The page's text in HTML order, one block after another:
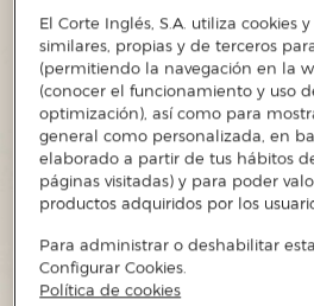
El Corte Inglés, S.A. utiliza cookies
similares, propias y de terceros
(permitiendo la navegación en la
(conocer el funcionamiento y uso
optimización), así como para
general como personalizada, en
elaborado a partir de tus hábitos
páginas visitadas) y para poder
productos adquiridos por los
Para administrar o deshabilitar
Configurar Cookies.
Política de cookies